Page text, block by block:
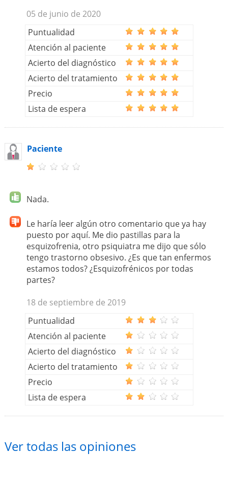
05 de junio de 2020
Puntualidad
Atención al paciente
Acierto del diagnóstico
Acierto del tratamiento
Precio
Lista de espera
Paciente
Nada.
Le haría leer algún otro comentario que ya hay
puesto por aquí. Me dio pastillas para la
esquizofrenia, otro psiquiatra me dijo que sólo
tengo trastorno obsesivo. ¿Es que tan enfermos
estamos todos? ¿Esquizofrénicos por todas
partes?
18 de septiembre de 2019
Puntualidad
Atención al paciente
Acierto del diagnóstico
Acierto del tratamiento
Precio
Lista de espera
Ver todas las opiniones